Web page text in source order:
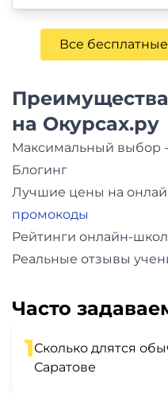
Все
на Окурсах.ру
Максимальный выбор -
Блогинг
Лучшие цены на
промокоды
Рейтинги онлайн-школ
Реальные отзывы
Часто
1Сколько длятся
Саратове